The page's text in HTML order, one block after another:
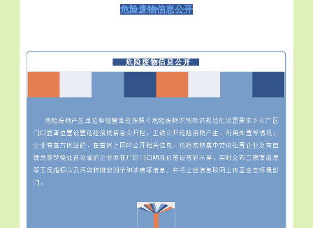
危险废物信息公开